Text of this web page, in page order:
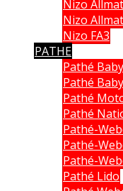
Nizo
Nizo
Nizo FA3
PATHE
Pathé Baby
Pathé
Pathé
Pathé
Pathé-
Pathé-
Pathé-
Pathé Lido